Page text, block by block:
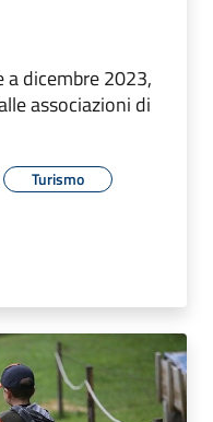
dicembre 2023,
associazioni di
Turismo